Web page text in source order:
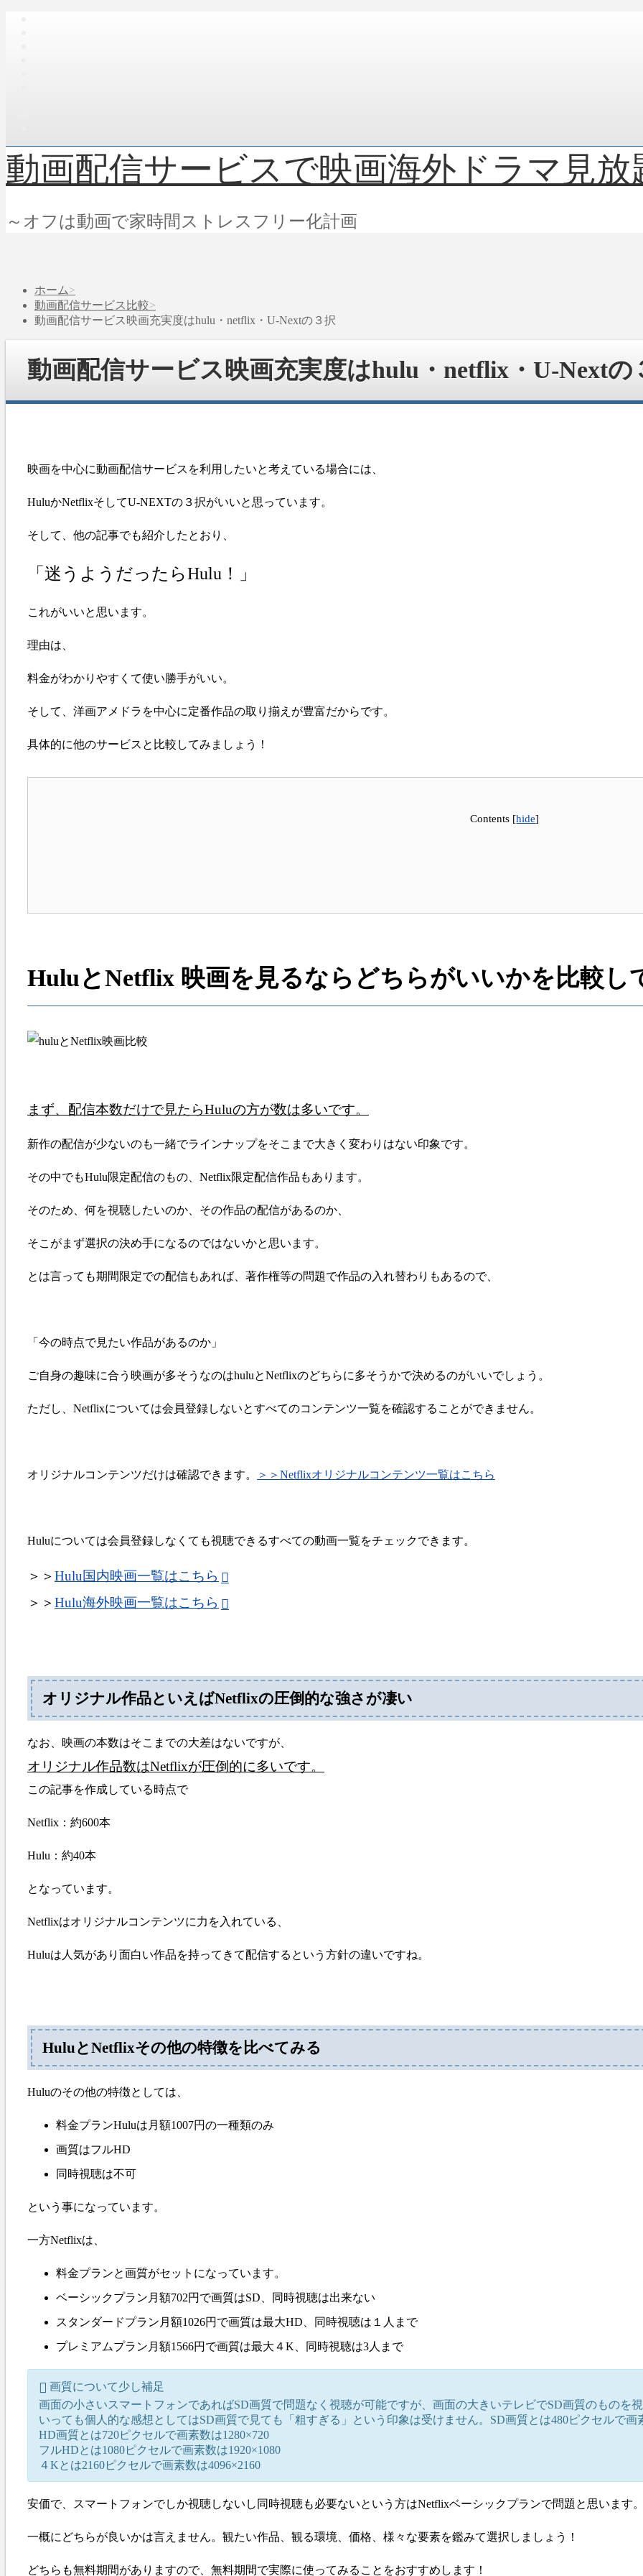
動画配信サービスで映画海外ドラマ見放
～オフは動画で家時間ストレスフリー化計画
ホーム
動画配信サービス比較
動画配信サービス映画充実度はhulu・netflix・U-Nextの３択
動画配信サービス映画充実度はhulu・netflix・U-Nextの
映画を中心に動画配信サービスを利用したいと考えている場合には、
HuluかNetflixそしてU-NEXTの３択がいいと思っています。
そして、他の記事でも紹介したとおり、
「迷うようだったらHulu！」
これがいいと思います。
理由は、
料金がわかりやすくて使い勝手がいい。
そして、洋画アメドラを中心に定番作品の取り揃えが豊富だからです。
具体的に他のサービスと比較してみましょう！
Contents [hide]
HuluとNetflix 映画を見るならどちらがいいかを比較し
まず、配信本数だけで見たらHuluの方が数は多いです。
新作の配信が少ないのも一緒でラインナップをそこまで大きく変わりはない印象です。
その中でもHulu限定配信のもの、Netflix限定配信作品もあります。
そのため、何を視聴したいのか、その作品の配信があるのか、
そこがまず選択の決め手になるのではないかと思います。
とは言っても期間限定での配信もあれば、著作権等の問題で作品の入れ替わりもあるので、
「今の時点で見たい作品があるのか」
ご自身の趣味に合う映画が多そうなのはhuluとNetflixのどちらに多そうかで決めるのがいいでしょう。
ただし、Netflixについては会員登録しないとすべてのコンテンツ一覧を確認することができません。
オリジナルコンテンツだけは確認できます。 ＞＞Netflixオリジナルコンテンツ一覧はこちら
Huluについては会員登録しなくても視聴できるすべての動画一覧をチェックできます。
＞＞Hulu国内映画一覧はこちら
＞＞Hulu海外映画一覧はこちら
オリジナル作品といえばNetflixの圧倒的な強さが凄い
なお、映画の本数はそこまでの大差はないですが、
オリジナル作品数はNetflixが圧倒的に多いです。
この記事を作成している時点で
Netflix：約600本
Hulu：約40本
となっています。
Netflixはオリジナルコンテンツに力を入れている、
Huluは人気があり面白い作品を持ってきて配信するという方針の違いですね。
HuluとNetflixその他の特徴を比べてみる
Huluのその他の特徴としては、
料金プランHuluは月額1007円の一種類のみ
画質はフルHD
同時視聴は不可
という事になっています。
一方Netflixは、
料金プランと画質がセットになっています。
ベーシックプラン月額702円で画質はSD、同時視聴は出来ない
スタンダードプラン月額1026円で画質は最大HD、同時視聴は１人まで
プレミアムプラン月額1566円で画質は最大４K、同時視聴は3人まで
画質について少し補足
画面の小さいスマートフォンであればSD画質で問題なく視聴が可能ですが、画面の大きいテレビでSD画質のものを
いっても個人的な感想としてはSD画質で見ても「粗すぎる」という印象は受けません。SD画質とは480ピクセルで画
HD画質とは720ピクセルで画素数は1280×720
フルHDとは1080ピクセルで画素数は1920×1080
４Kとは2160ピクセルで画素数は4096×2160
安価で、スマートフォンでしか視聴しないし同時視聴も必要ないという方はNetflixベーシックプランで問題と思います
一概にどちらが良いかは言えません。観たい作品、観る環境、価格、様々な要素を鑑みて選択しましょう！
どちらも無料期間がありますので、無料期間で実際に使ってみることをおすすめします！